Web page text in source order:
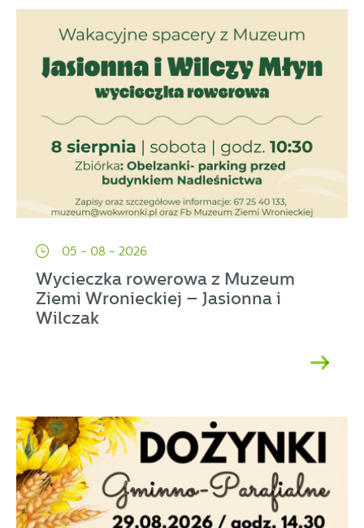
05 - 08 - 2026
Wycieczka rowerowa z Muzeum
Ziemi Wronieckiej – Jasionna i
Wilczak